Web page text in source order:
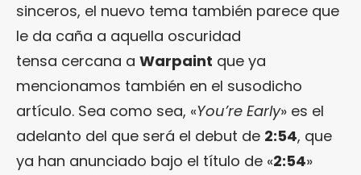
sinceros, el nuevo tema también parece que
le da caña a aquella oscuridad
tensa cercana a Warpaint que ya
mencionamos también en el susodicho
artículo. Sea como sea, «You’re Early» es el
adelanto del que será el debut de 2:54, que
ya han anunciado bajo el título de «2:54»